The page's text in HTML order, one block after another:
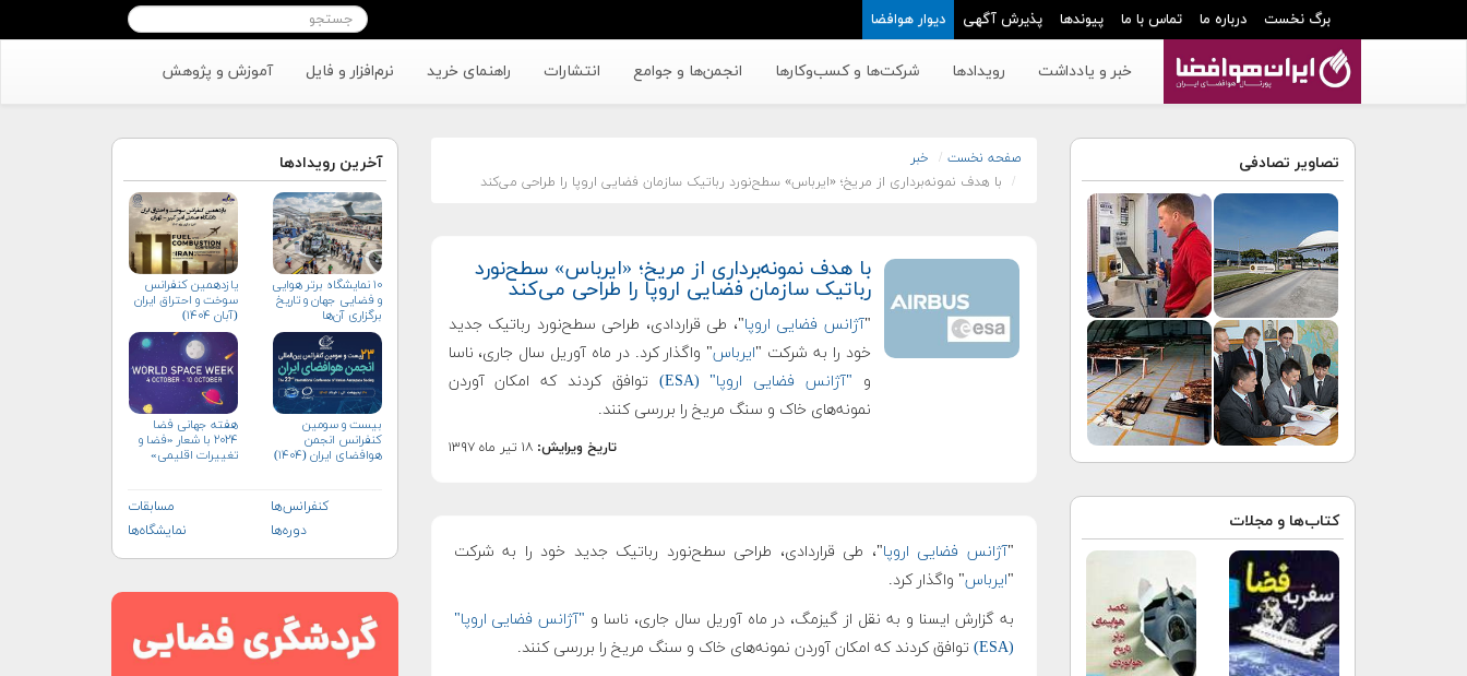
برگ نخست درباره ما تماس با ما پیوندها پذیرش آگهی دیوار هوافضا
خبر و یادداشت رویدادها شرکت‌ها و کسب‌وکار‌ها انجمن‌ها و جوامع انتشارات راهنمای خرید نرم‌افزار و فایل آموزش و پژوهش
تصاویر تصادفی
کتاب‌ها و مجلات
صفحه نخست
خبر
با هدف نمونه‌برداری از مریخ؛ «ایرباس» سطح‌نورد رباتیک سازمان فضایی اروپا را طراحی می‌کند
با هدف نمونه‌برداری از مریخ؛ «ایرباس» سطح‌نورد
رباتیک سازمان فضایی اروپا را طراحی می‌کند
"آژانس فضایی اروپا"، طی قراردادی، طراحی سطح‌نورد رباتیک جدید
خود را به شرکت "ایرباس" واگذار کرد. در ماه آوریل سال جاری، ناسا
و "آژانس فضایی اروپا" (ESA)
توافق کردند که امکان آوردن
نمونه‌های خاک و سنگ مریخ را بررسی کنند.
تاریخ ویرایش:۱۸ تیر ماه ۱۳۹۷
"آژانس فضایی اروپا"، طی قراردادی، طراحی سطح‌نورد رباتیک جدید خود را به شرکت
"ایرباس" واگذار کرد.
به گزارش ایسنا و به نقل از گیزمگ، در ماه آوریل سال جاری، ناسا و "آژانس فضایی اروپا"
(ESA)
توافق کردند که امکان آوردن نمونه‌های خاک و سنگ مریخ را بررسی کنند.
آخرین رویدادها
۱۰ نمایشگاه برتر هوایی
و فضایی جهان و تاریخ
برگزاری آن‌ها
یازدهمین کنفرانس
سوخت و احتراق ایران
(آبان‌ ۱۴۰۴)
بیست و سومین
کنفرانس انجمن
هوافضای ايران (۱۴۰۴)
هفته جهانی فضا
۲۰۲۴ با شعار «فضا و
تغییرات اقلیمی»
کنفرانس‌ها
مسابقات
دوره‌ها
نمایشگاه‌ها